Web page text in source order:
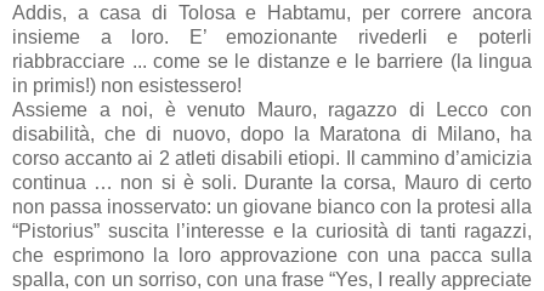
Addis, a casa di Tolosa e Habtamu, per correre ancora
insieme a loro. E’ emozionante rivederli e poterli
riabbracciare ... come se le distanze e le barriere (la lingua
in primis!) non esistessero!
Assieme a noi, è venuto Mauro, ragazzo di Lecco con
disabilità, che di nuovo, dopo la Maratona di Milano, ha
corso accanto ai 2 atleti disabili etiopi. Il cammino d’amicizia
continua … non si è soli. Durante la corsa, Mauro di certo
non passa inosservato: un giovane bianco con la protesi alla
“Pistorius” suscita l’interesse e la curiosità di tanti ragazzi,
che esprimono la loro approvazione con una pacca sulla
spalla, con un sorriso, con una frase “Yes, I really appreciate